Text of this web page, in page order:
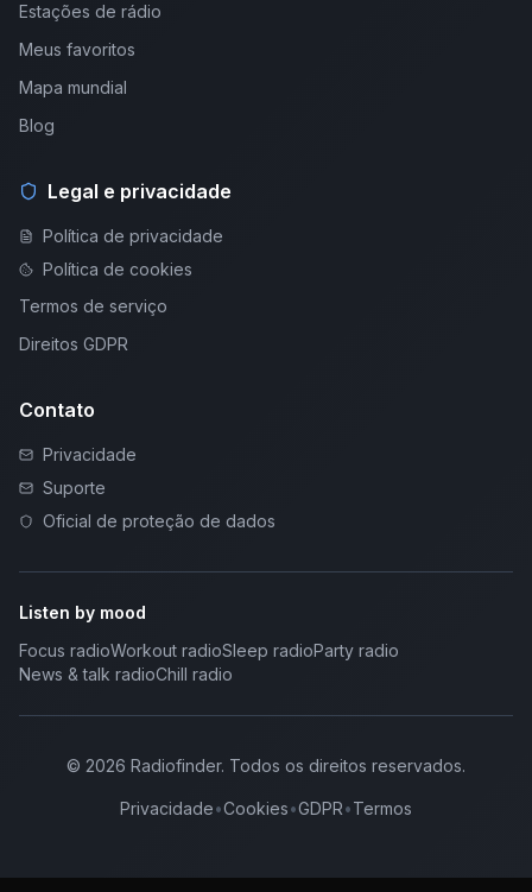
Estações de rádio
Meus favoritos
Mapa mundial
Blog
Legal e privacidade
Política de privacidade
Política de cookies
Termos de serviço
Direitos GDPR
Contato
Privacidade
Suporte
Oficial de proteção de dados
Listen by mood
Focus radioWorkout radioSleep radioParty radio
News & talk radioChill radio
© 2026 Radiofinder. Todos os direitos reservados.
Privacidade•Cookies•GDPR•Termos